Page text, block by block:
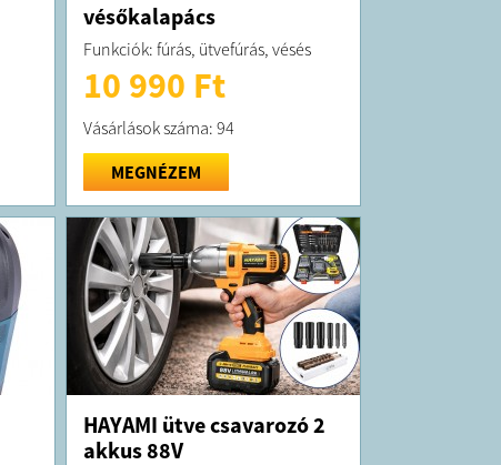
vésőkalapács
Funkciók: fúrás, ütvefúrás, vésés
10 990 Ft
Vásárlások száma: 94
MEGNÉZEM
HAYAMI ütve csavarozó 2
akkus 88V